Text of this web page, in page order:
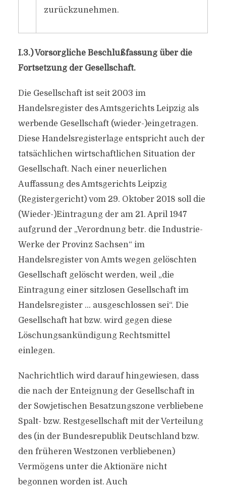
zurückzunehmen.
I.3.) Vorsorgliche Beschlußfassung über die
Fortsetzung der Gesellschaft.
Die Gesellschaft ist seit 2003 im
Handelsregister des Amtsgerichts Leipzig als
werbende Gesellschaft (wieder-)eingetragen.
Diese Handelsregisterlage entspricht auch der
tatsächlichen wirtschaftlichen Situation der
Gesellschaft. Nach einer neuerlichen
Auffassung des Amtsgerichts Leipzig
(Registergericht) vom 29. Oktober 2018 soll die
(Wieder-)Eintragung der am 21. April 1947
aufgrund der „Verordnung betr. die Industrie-
Werke der Provinz Sachsen“ im
Handelsregister von Amts wegen gelöschten
Gesellschaft gelöscht werden, weil „die
Eintragung einer sitzlosen Gesellschaft im
Handelsregister … ausgeschlossen sei“. Die
Gesellschaft hat bzw. wird gegen diese
Löschungsankündigung Rechtsmittel
einlegen.
Nachrichtlich wird darauf hingewiesen, dass
die nach der Enteignung der Gesellschaft in
der Sowjetischen Besatzungszone verbliebene
Spalt- bzw. Restgesellschaft mit der Verteilung
des (in der Bundesrepublik Deutschland bzw.
den früheren Westzonen verbliebenen)
Vermögens unter die Aktionäre nicht
begonnen worden ist. Auch